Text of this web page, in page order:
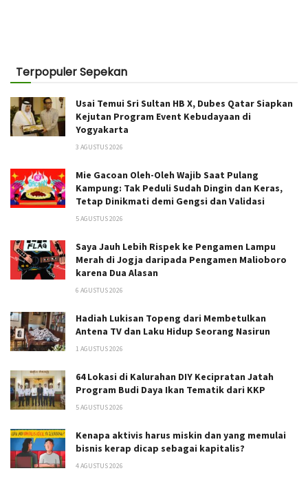
Terpopuler Sepekan
Usai Temui Sri Sultan HB X, Dubes Qatar Siapkan
Kejutan Program Event Kebudayaan di
Yogyakarta
3 AGUSTUS 2026
Mie Gacoan Oleh-Oleh Wajib Saat Pulang
Kampung: Tak Peduli Sudah Dingin dan Keras,
Tetap Dinikmati demi Gengsi dan Validasi
5 AGUSTUS 2026
Saya Jauh Lebih Rispek ke Pengamen Lampu
Merah di Jogja daripada Pengamen Malioboro
karena Dua Alasan
6 AGUSTUS 2026
Hadiah Lukisan Topeng dari Membetulkan
Antena TV dan Laku Hidup Seorang Nasirun
1 AGUSTUS 2026
64 Lokasi di Kalurahan DIY Kecipratan Jatah
Program Budi Daya Ikan Tematik dari KKP
5 AGUSTUS 2026
Kenapa aktivis harus miskin dan yang memulai
bisnis kerap dicap sebagai kapitalis?
4 AGUSTUS 2026